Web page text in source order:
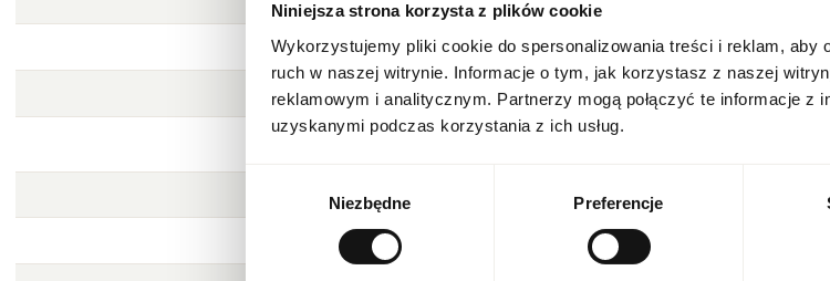
Niniejsza strona korzysta z plików cookie
Wykorzystujemy pliki cookie do spersonalizowania treści i reklam, aby
ruch w naszej witrynie. Informacje o tym, jak korzystasz z naszej
reklamowym i analitycznym. Partnerzy mogą połączyć te informacje z
uzyskanymi podczas korzystania z ich usług.
Wybór
Niezbędne Preferencje
Stan opakowania
Stan produktu nowy
Szerokość opakowania [mm]
Wysokość opakowania [mm]
Lokalizacja
Język